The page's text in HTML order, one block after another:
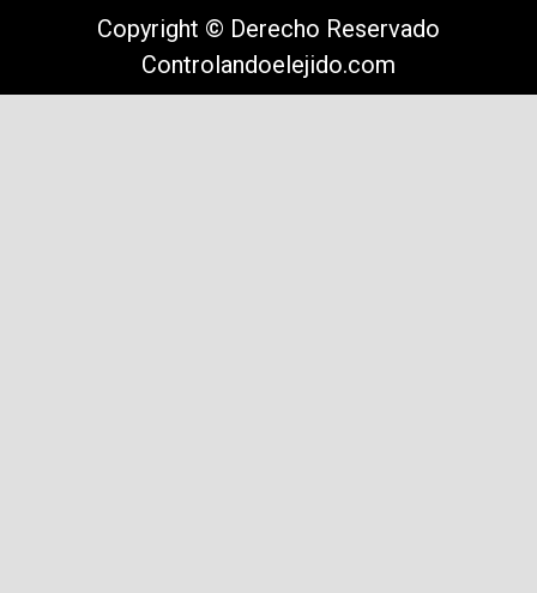
Copyright © Derecho Reservado
Controlandoelejido.com